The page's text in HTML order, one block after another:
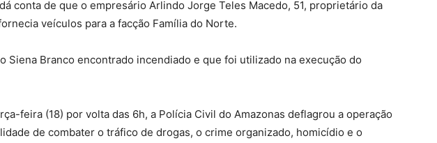
conta de que o empresário Arlindo Jorge Teles Macedo, 51, proprietário da
veículos para a facção Família do Norte.
Siena Branco encontrado incendiado e que foi utilizado na execução do
feira (18) por volta das 6h, a Polícia Civil do Amazonas deflagrou a operação
de combater o tráfico de drogas, o crime organizado, homicídio e o